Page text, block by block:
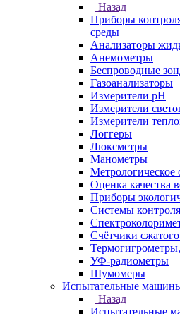
Назад
Приборы
среды
Анализаторы
Анемометры
Беспроводные
Газоанализаторы
Измерители pH
Измерители
Измерители
Логгеры
Люксметры
Манометры
Метрологическое
Оценка качества
Приборы
Системы
Счётчики сжатого
УФ-радиометры
Шумомеры
Испытательные
Назад
Испытательные